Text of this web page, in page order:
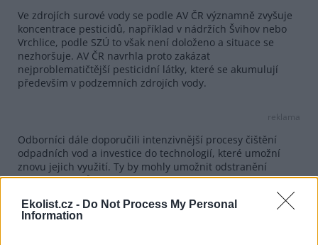
Ekolist.cz - Do Not Process My Personal
Information
Ve zdrojích surové vody se podle AV ČR významně zvyšuje
koncentrace pesticidů, například v nádržích Švihov nebo
Vrchlice, podle SZÚ to však není doloženo a situace se
nezhoršuje. AV ČR navrhla proto zakázat
nejproblematičtější pesticidní látky, které se akumulují
především v podzemních zdrojích vody.
reklama
Odborníci dále doporučili intenzivnější procesy čištění
odpadních vod a investice do technologií, které umožní
znovu jejich využití. Ty by mohly umožnit odstranění
mikropolutantů jako jsou léčiva, hormony a další.
Ve vyhlášce stanovující hygienické požadavky na pitnou a
teplou vodu by dále měl být rozšířen seznam sledovaných